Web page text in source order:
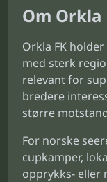
Om Orkla
Orkla FK
med sterk
relevant for
bredere
større
For norske
cupkamper,
opprykks- eller